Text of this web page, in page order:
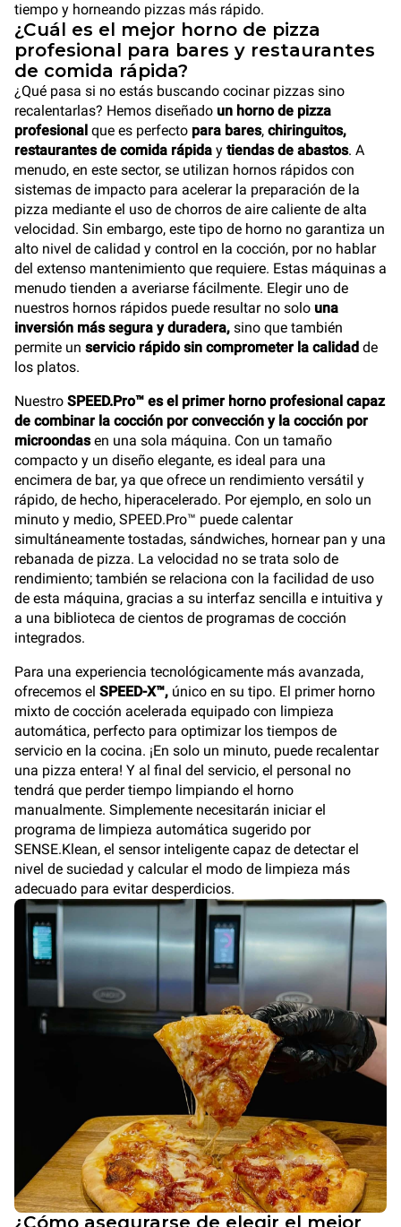
tiempo y horneando pizzas más rápido.
¿Cuál es el mejor horno de pizza
profesional para bares y restaurantes
de comida rápida?
¿Qué pasa si no estás buscando cocinar pizzas sino
recalentarlas? Hemos diseñado un horno de pizza
profesional que es perfecto para bares, chiringuitos,
restaurantes de comida rápida y tiendas de abastos. A
menudo, en este sector, se utilizan hornos rápidos con
sistemas de impacto para acelerar la preparación de la
pizza mediante el uso de chorros de aire caliente de alta
velocidad. Sin embargo, este tipo de horno no garantiza un
alto nivel de calidad y control en la cocción, por no hablar
del extenso mantenimiento que requiere. Estas máquinas a
menudo tienden a averiarse fácilmente. Elegir uno de
nuestros hornos rápidos puede resultar no solo una
inversión más segura y duradera, sino que también
permite un servicio rápido sin comprometer la calidad de
los platos.
Nuestro SPEED.Pro™ es el primer horno profesional capaz
de combinar la cocción por convección y la cocción por
microondasen una sola máquina. Con un tamaño
compacto y un diseño elegante, es ideal para una
encimera de bar, ya que ofrece un rendimiento versátil y
rápido, de hecho, hiperacelerado. Por ejemplo, en solo un
minuto y medio, SPEED.Pro™ puede calentar
simultáneamente tostadas, sándwiches, hornear pan y una
rebanada de pizza. La velocidad no se trata solo de
rendimiento; también se relaciona con la facilidad de uso
de esta máquina, gracias a su interfaz sencilla e intuitiva y
a una biblioteca de cientos de programas de cocción
integrados.
Para una experiencia tecnológicamente más avanzada,
ofrecemos el SPEED-X™, único en su tipo. El primer horno
mixto de cocción acelerada equipado con limpieza
automática, perfecto para optimizar los tiempos de
servicio en la cocina. ¡En solo un minuto, puede recalentar
una pizza entera! Y al final del servicio, el personal no
tendrá que perder tiempo limpiando el horno
manualmente. Simplemente necesitarán iniciar el
programa de limpieza automática sugerido por
SENSE.Klean, el sensor inteligente capaz de detectar el
nivel de suciedad y calcular el modo de limpieza más
adecuado para evitar desperdicios.
¿Cómo asegurarse de elegir el mejor